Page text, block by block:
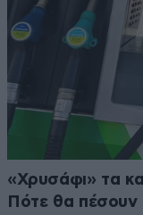
«Χρυσάφι» τα
Πότε θα πέσουν